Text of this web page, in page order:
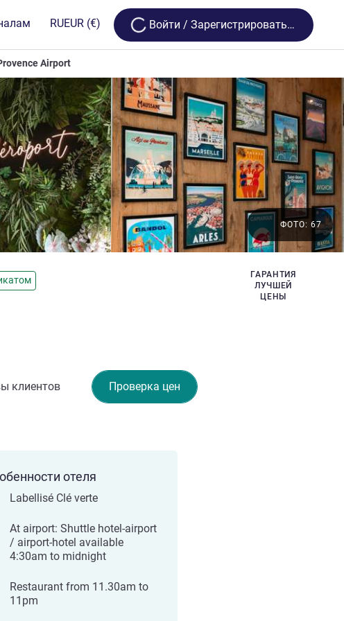
RUEUR (€) Loading...
Bойти / Зарегистрироваться
Airport
ГАРАНТИЯ
ЛУЧШЕЙ
ЦЕНЫ
ФОТО: 67
Проверка цен
клиентов
отеля
Labellisé Clé verte
At airport: Shuttle hotel-airport
/ airport-hotel available
4:30am to midnight
Restaurant from 11.30am to
11pm